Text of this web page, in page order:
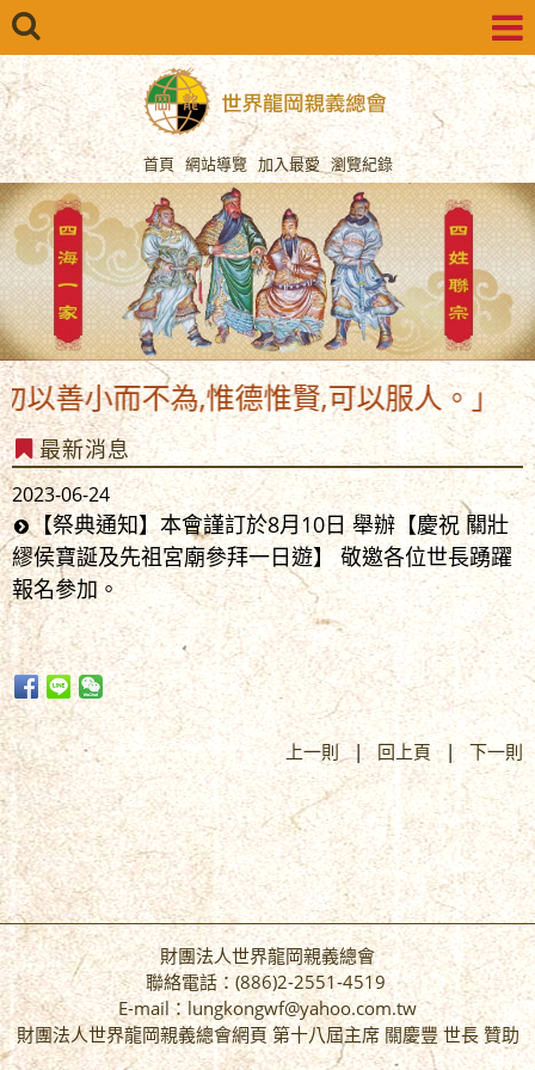
首頁 網站導覽 加入最愛 瀏覽紀錄
善小而不為,惟德惟賢,可以服人。」
最新消息
2023-06-24
【祭典通知】本會謹訂於8月10日 舉辦【慶祝 關壯
繆侯寶誕及先祖宮廟參拜一日遊】 敬邀各位世長踴躍
報名參加。
上一則|回上頁|下一則
財團法人世界龍岡親義總會
聯絡電話：(886)2-2551-4519
E-mail：lungkongwf@yahoo.com.tw
財團法人世界龍岡親義總會網頁 第十八屆主席 關慶豐 世長 贊助